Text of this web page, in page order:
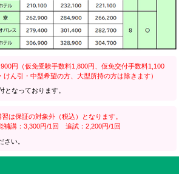
円（仮免受験手数料1,800円、仮免交付手数料1,100
ん引・中型希望の方、大型所持の方は除きます）
となっております。
は保証の対象外（税込）となります。
講：3,300円/1回 追試：2,200円/1回
さい。